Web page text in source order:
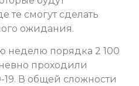
те смогут сделать
ожидания.
неделю порядка 2 100
проходили
В общей сложности